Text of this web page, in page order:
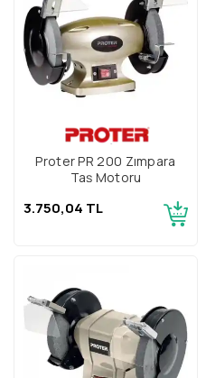
Proter PR 200 Zımpara
Taş Motoru
3.750,04 TL